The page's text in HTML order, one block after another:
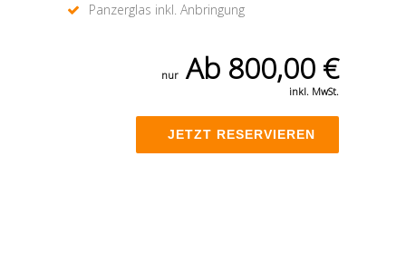
Panzerglas inkl. Anbringung
nur Ab 800,00 €
inkl. MwSt.
JETZT RESERVIEREN